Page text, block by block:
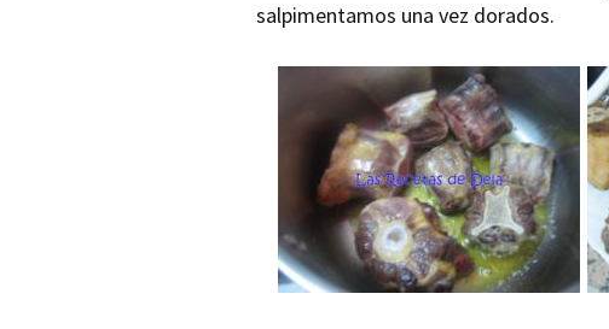
salpimentamos una vez dorados.